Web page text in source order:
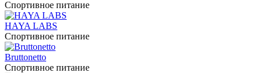
Спортивное питание
HAYA LABS
Спортивное питание
Bruttonetto
Спортивное питание